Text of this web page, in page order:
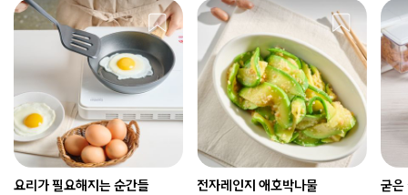
요리가 필요해지는 순간들 전자레인지 애호박나물 굳은